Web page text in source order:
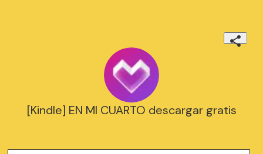
[Kindle] EN MI CUARTO descargar gratis